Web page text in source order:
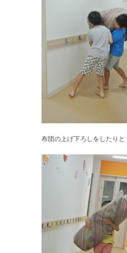
布団の上げ下ろしをしたりと